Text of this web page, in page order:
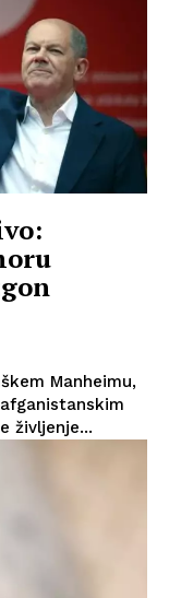
Manheimu,
življenje...